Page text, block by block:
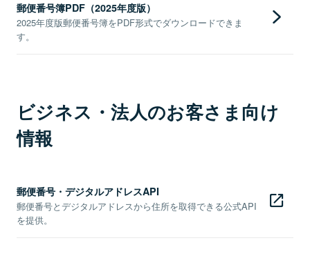
郵便番号簿PDF（2025年度版）
2025年度版郵便番号簿をPDF形式でダウンロードできま
す。
ビジネス・法人のお客さま向け
情報
郵便番号・デジタルアドレスAPI
郵便番号とデジタルアドレスから住所を取得できる公式API
を提供。